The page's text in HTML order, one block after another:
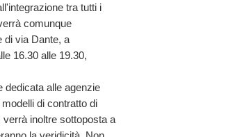
tra tutti i
comunque
di via Dante, a
16.30 alle 19.30,
dedicata alle agenzie
di contratto di
inoltre sottoposta a